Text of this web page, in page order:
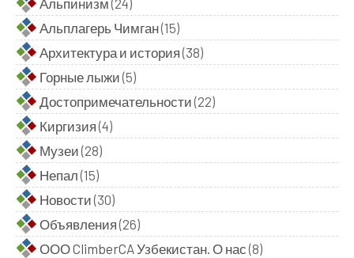
Альпинизм(24)
Альплагерь Чимган(15)
Архитектура и история(38)
Горные лыжи(5)
Достопримечательности(22)
Киргизия(4)
Музеи(28)
Непал(15)
Новости(30)
Объявления(26)
ООО ClimberCA Узбекистан. О нас(8)